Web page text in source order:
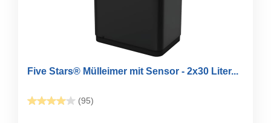
Five Stars® Mülleimer mit Sensor - 2x30 Liter...
(95)